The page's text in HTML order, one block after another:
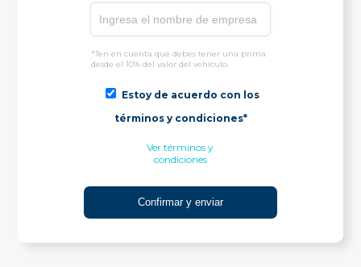
*Ten en cuenta que debes tener una prima
desde el 10% del valor del vehículo.
Estoy de acuerdo con los
términos y condiciones*
Ver términos y
condiciones